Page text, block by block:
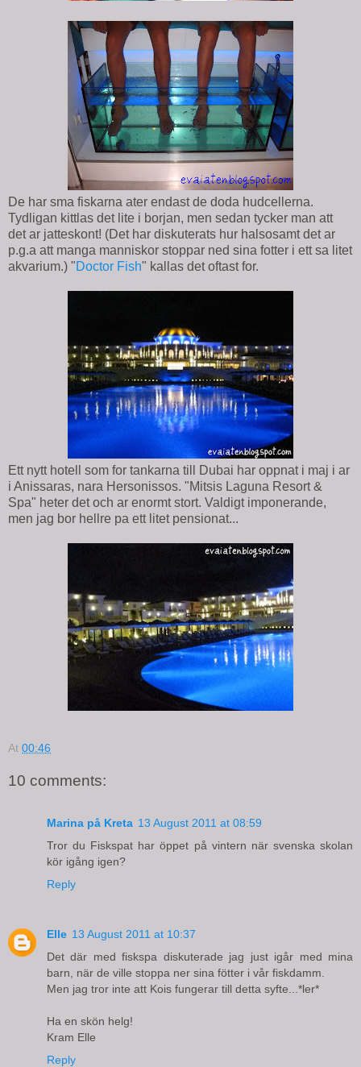
De har sma fiskarna ater endast de doda hudcellerna.
Tydligan kittlas det lite i borjan, men sedan tycker man att
det ar jatteskont! (Det har diskuterats hur halsosamt det ar
p.g.a att manga manniskor stoppar ned sina fotter i ett sa litet
akvarium.) "Doctor Fish" kallas det oftast for.
Ett nytt hotell som for tankarna till Dubai har oppnat i maj i ar
i Anissaras, nara Hersonissos. "Mitsis Laguna Resort &
Spa" heter det och ar enormt stort. Valdigt imponerande,
men jag bor hellre pa ett litet pensionat...
At 00:46
10 comments:
Marina på Kreta 13 August 2011 at 08:59
Tror du Fiskspat har öppet på vintern när svenska skolan
kör igång igen?
Reply
Elle 13 August 2011 at 10:37
Det där med fiskspa diskuterade jag just igår med mina
barn, när de ville stoppa ner sina fötter i vår fiskdamm.
Men jag tror inte att Kois fungerar till detta syfte...*ler*
Ha en skön helg!
Kram Elle
Reply